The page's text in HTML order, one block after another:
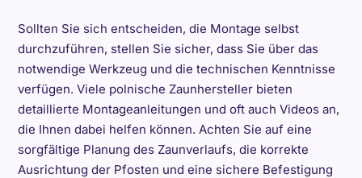
Sollten Sie sich entscheiden, die Montage selbst
durchzuführen, stellen Sie sicher, dass Sie über das
notwendige Werkzeug und die technischen Kenntnisse
verfügen. Viele polnische Zaunhersteller bieten
detaillierte Montageanleitungen und oft auch Videos an,
die Ihnen dabei helfen können. Achten Sie auf eine
sorgfältige Planung des Zaunverlaufs, die korrekte
Ausrichtung der Pfosten und eine sichere Befestigung